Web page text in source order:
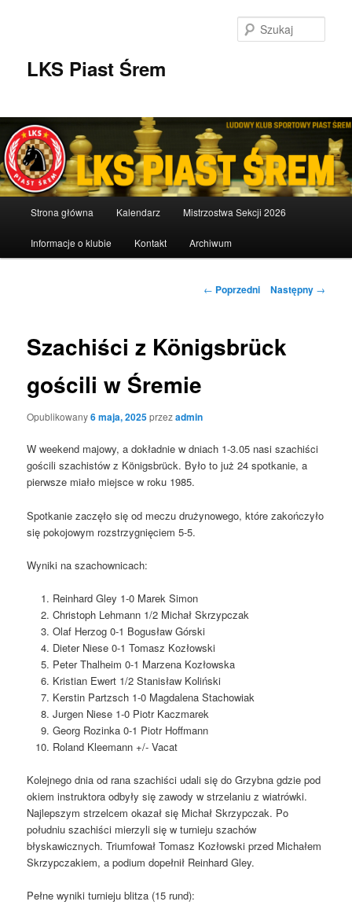
LKS Piast Śrem
Strona główna Kalendarz Mistrzostwa Sekcji 2026
Informacje o klubie Kontakt Archiwum
Nawigacja
← Poprzedni Następny →
Szachiści z Königsbrück
gościli w Śremie
Opublikowany6 maja, 2025przezadmin
W weekend majowy, a dokładnie w dniach 1-3.05 nasi szachiści
gościli szachistów z Königsbrück. Było to już 24 spotkanie, a
pierwsze miało miejsce w roku 1985.
Spotkanie zaczęło się od meczu drużynowego, które zakończyło
się pokojowym rozstrzygnięciem 5-5.
Wyniki na szachownicach:
Reinhard Gley 1-0 Marek Simon
Christoph Lehmann 1/2 Michał Skrzypczak
Olaf Herzog 0-1 Bogusław Górski
Dieter Niese 0-1 Tomasz Kozłowski
Peter Thalheim 0-1 Marzena Kozłowska
Kristian Ewert 1/2 Stanisław Koliński
Kerstin Partzsch 1-0 Magdalena Stachowiak
Jurgen Niese 1-0 Piotr Kaczmarek
Georg Rozinka 0-1 Piotr Hoffmann
Roland Kleemann +/- Vacat
Kolejnego dnia od rana szachiści udali się do Grzybna gdzie pod
okiem instruktora odbyły się zawody w strzelaniu z wiatrówki.
Najlepszym strzelcem okazał się Michał Skrzypczak. Po
południu szachiści mierzyli się w turnieju szachów
błyskawicznych. Triumfował Tomasz Kozłowski przed Michałem
Skrzypczakiem, a podium dopełnił Reinhard Gley.
Pełne wyniki turnieju blitza (15 rund):